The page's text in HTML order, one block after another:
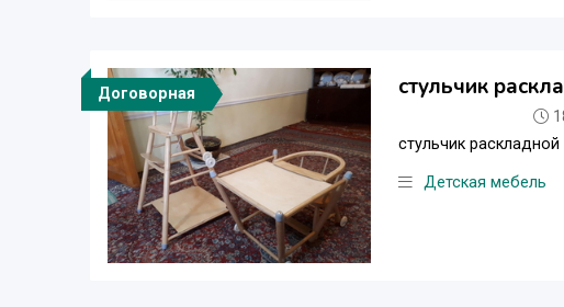
Договорная стульчик
стульчик
Детская мебель